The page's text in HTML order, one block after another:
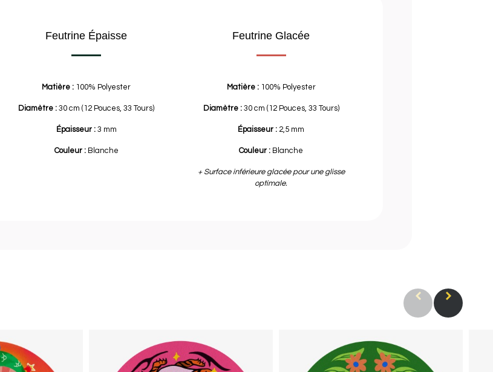
Feutrine Épaisse
Matière : 100% Polyester
Diamètre : 30 cm (12 Pouces, 33 Tours)
Épaisseur :3 mm
Couleur :Blanche
Feutrine Glacée
Matière :100% Polyester
Diamètre :30 cm (12 Pouces, 33 Tours)
Épaisseur : 2,5 mm
Couleur : Blanche
+ Surface inférieure glacée pour une glisse
optimale.